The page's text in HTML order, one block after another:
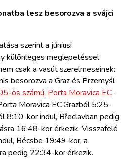
lesz besorozva a svájci
szerint a júniusi
különleges meglepetéssel
csak a vasút szerelmeseinek:
besorozva a Graz és Przemyśl
ös számú, Porta Moravica EC-
Moravica EC Grazból 5:25-
8:10-kor indul, Břeclavban pedig
16:48-kor érkezik. Visszafelé
Bécsbe 19:49-kor, a
pedig 22:34-kor érkezik.